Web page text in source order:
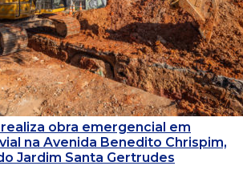
obra emergencial em
na Avenida Benedito Chrispim,
Jardim Santa Gertrudes